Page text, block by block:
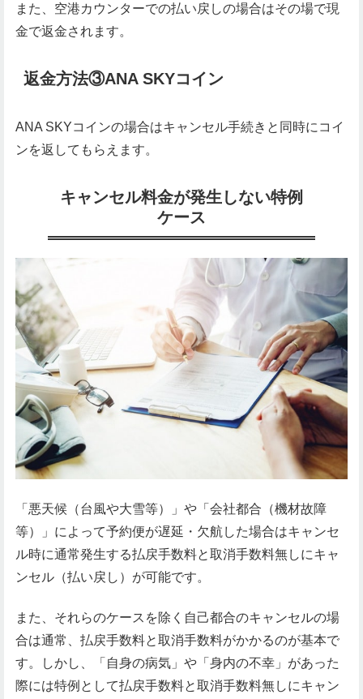
また、空港カウンターでの払い戻しの場合はその場で現
金で返金されます。
返金方法③ANA SKYコイン
ANA SKYコインの場合はキャンセル手続きと同時にコイ
ンを返してもらえます。
キャンセル料金が発生しない特例
ケース
「悪天候（台風や大雪等）」や「会社都合（機材故障
等）」によって予約便が遅延・欠航した場合はキャンセ
ル時に通常発生する払戻手数料と取消手数料無しにキャ
ンセル（払い戻し）が可能です。
また、それらのケースを除く自己都合のキャンセルの場
合は通常、払戻手数料と取消手数料がかかるのが基本で
す。しかし、「自身の病気」や「身内の不幸」があった
際には特例として払戻手数料と取消手数料無しにキャン